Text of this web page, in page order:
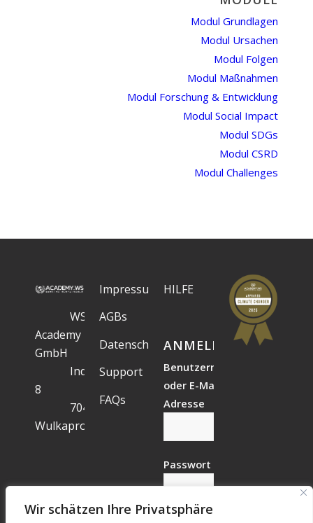
Wir schätzen Ihre Privatsphäre
Modul Grundlagen
Modul Ursachen
Modul Folgen
Modul Maßnahmen
Modul Forschung & Entwicklung
Modul Social Impact
Modul SDGs
Modul CSRD
Modul Challenges
WS
Academy
GmbH
Industriegelände
8
7041
Wulkaprodersdorf
Impressum
AGBs
Datenschutz
Support
FAQs
HILFE
ANMELDESTATUS
Benutzername
oder E-Mail-
Adresse
Passwort